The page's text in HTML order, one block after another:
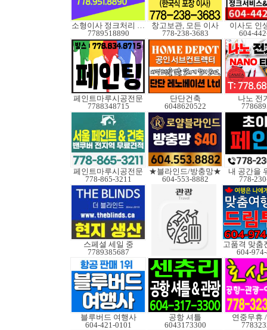
소형이사 정크처리 무빙
7789518890
창고보관, 모든 이사
778-238-3683
이사도 인
604-
페인트마루시공전문
7788348715
단단건축
6048620522
나노 전
페인트마루시공전문
778-865-3211
★블라인드/방충망★
604-553-8882
내 공간을
778-
스페셜 세일 중
7789385687
604-
블루버드 여행사
604-421-0101
공항 셔틀
6043173300
연중무휴